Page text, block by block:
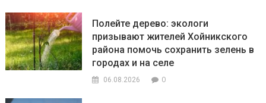
Полейте дерево: экологи
призывают жителей Хойникского
района помочь сохранить зелень в
городах и на селе
06.08.2026 0